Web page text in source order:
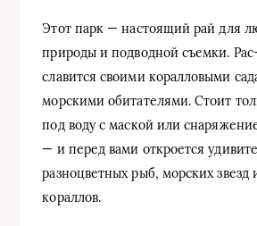
Этот парк — настоящий рай для
природы и подводной съемки.
славится своими коралловыми
морскими обитателями. Стоит
под воду с маской или
— и перед вами откроется
разноцветных рыб, морских
кораллов.